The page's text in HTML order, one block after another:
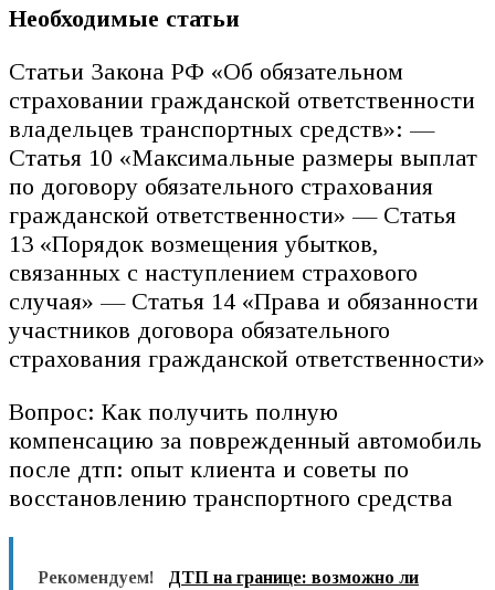
Необходимые статьи
Статьи Закона РФ «Об обязательном
страховании гражданской ответственности
владельцев транспортных средств»: —
Статья 10 «Максимальные размеры выплат
по договору обязательного страхования
гражданской ответственности» — Статья
13 «Порядок возмещения убытков,
связанных с наступлением страхового
случая» — Статья 14 «Права и обязанности
участников договора обязательного
страхования гражданской ответственности»
Вопрос: Как получить полную
компенсацию за поврежденный автомобиль
после дтп: опыт клиента и советы по
восстановлению транспортного средства
Рекомендуем!
ДТП на границе: возможно ли